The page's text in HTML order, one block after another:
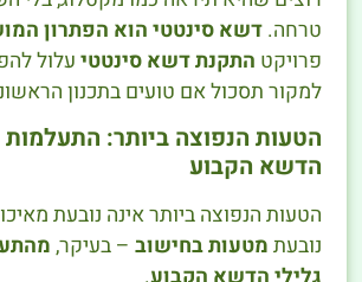
טרחה.דשא סינטטי הוא הפתרון
פרויקט התקנת דשא סינטטי עלול
למקור תסכול אם טועים בתכנון
הטעות הנפוצה ביותר: התעלמות
הדשא הקבוע
הטעות הנפוצה ביותר אינה נובעת
נובעת מטעות בחישוב – בעיקר,